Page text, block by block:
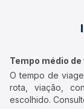
Tempo médio de
O tempo de
rota, viação,
escolhido.